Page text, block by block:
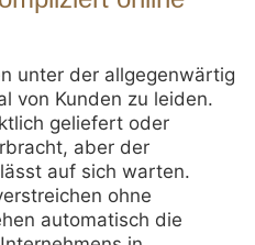
unter der allgegenwärtig
von Kunden zu leiden.
geliefert oder
aber der
auf sich warten.
ohne
automatisch die